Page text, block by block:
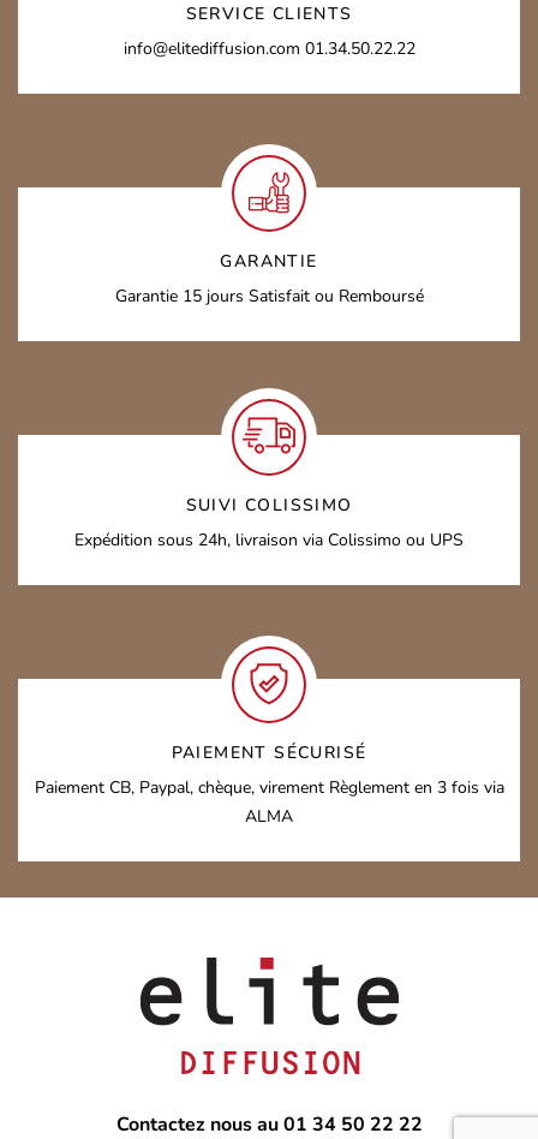
SERVICE CLIENTS
info@elitediffusion.com 01.34.50.22.22
GARANTIE
Garantie 15 jours Satisfait ou Remboursé
SUIVI COLISSIMO
Expédition sous 24h, livraison via Colissimo ou UPS
PAIEMENT SÉCURISÉ
Paiement CB, Paypal, chèque, virementRèglement en 3 fois via
ALMA
Contactez nous au 01 34 50 22 22